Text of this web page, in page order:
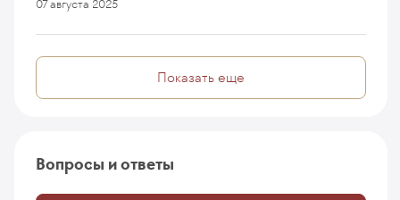
07 августа 2025
Показать еще
Вопросы и ответы